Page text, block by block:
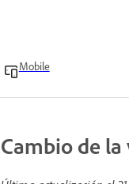
Mobile
Cambio de